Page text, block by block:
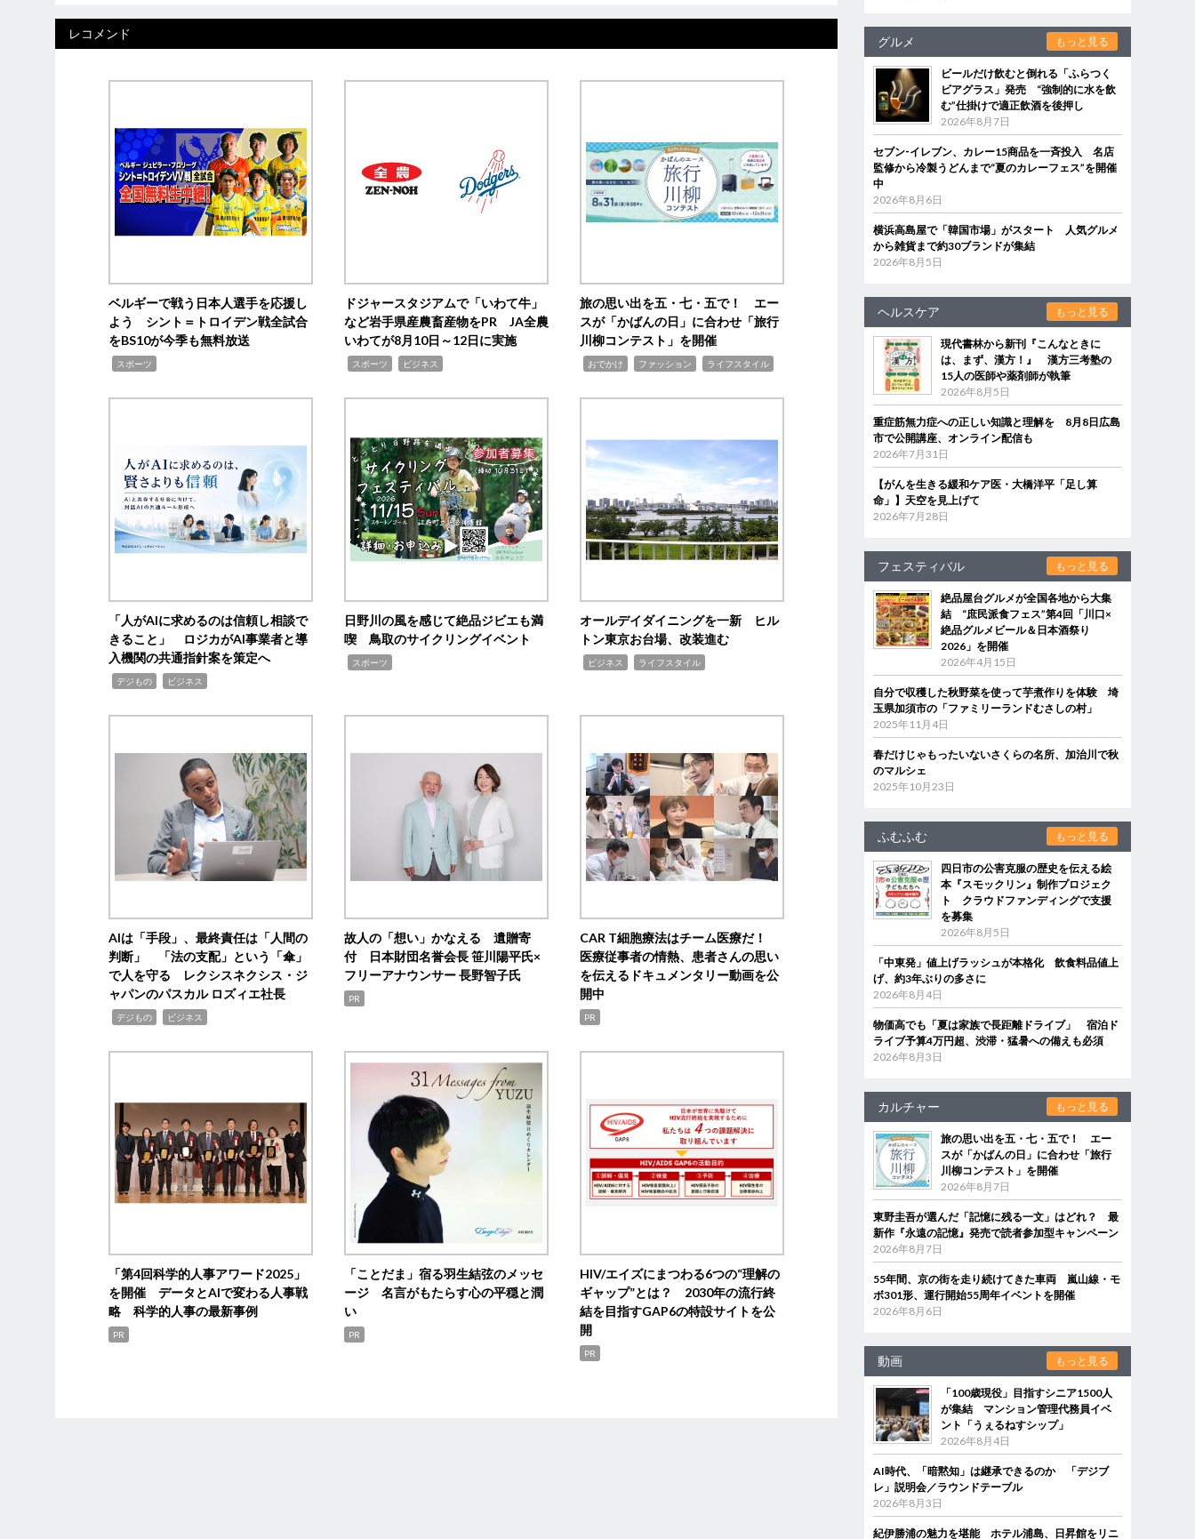
レコメンド
ベルギーで戦う日本人選手を応援し
よう シント＝トロイデン戦全試合
をBS10が今季も無料放送
スポーツ
ドジャースタジアムで「いわて牛」
など岩手県産農畜産物をPR JA全農
いわてが8月10日～12日に実施
スポーツ ビジネス
旅の思い出を五・七・五で！ エー
スが「かばんの日」に合わせ「旅行
川柳コンテスト」を開催
おでかけ ファッション ライフスタイル
「人がAIに求めるのは信頼し相談で
きること」 ロジカがAI事業者と導
入機関の共通指針案を策定へ
デジもの ビジネス
日野川の風を感じて絶品ジビエも満
喫 鳥取のサイクリングイベント
スポーツ
オールデイダイニングを一新 ヒル
トン東京お台場、改装進む
ビジネス ライフスタイル
AIは「手段」、最終責任は「人間の
判断」 「法の支配」という「傘」
で人を守る レクシスネクシス・ジ
ャパンのパスカル ロズィエ社長
デジもの ビジネス
故人の「想い」かなえる 遺贈寄
付 日本財団名誉会長 笹川陽平氏×
フリーアナウンサー 長野智子氏
PR
CAR T細胞療法はチーム医療だ！
医療従事者の情熱、患者さんの思い
を伝えるドキュメンタリー動画を公
開中
PR
「第4回科学的人事アワード2025」
を開催 データとAIで変わる人事戦
略 科学的人事の最新事例
PR
「ことだま」宿る羽生結弦のメッセ
ージ 名言がもたらす心の平穏と潤
い
PR
HIV/エイズにまつわる6つの“理解の
ギャップ”とは？ 2030年の流行終
結を目指すGAP6の特設サイトを公
開
PR
グルメ もっと見る
ビールだけ飲むと倒れる「ふらつく
ビアグラス」発売 “強制的に水を飲
む”仕掛けで適正飲酒を後押し
2026年8月7日
セブン‐イレブン、カレー15商品を一斉投入 名店
監修から冷製うどんまで“夏のカレーフェス”を開催
中
2026年8月6日
横浜高島屋で「韓国市場」がスタート 人気グルメ
から雑貨まで約30ブランドが集結
2026年8月5日
ヘルスケア もっと見る
現代書林から新刊『こんなときに
は、まず、漢方！』 漢方三考塾の
15人の医師や薬剤師が執筆
2026年8月5日
重症筋無力症への正しい知識と理解を 8月8日広島
市で公開講座、オンライン配信も
2026年7月31日
【がんを生きる緩和ケア医・大橋洋平「足し算
命」】天空を見上げて
2026年7月28日
フェスティバル もっと見る
絶品屋台グルメが全国各地から大集
結 “庶民派食フェス”第4回「川口×
絶品グルメビール＆日本酒祭り
2026」を開催
2026年4月15日
自分で収穫した秋野菜を使って芋煮作りを体験 埼
玉県加須市の「ファミリーランドむさしの村」
2025年11月4日
春だけじゃもったいないさくらの名所、加治川で秋
のマルシェ
2025年10月23日
ふむふむ もっと見る
四日市の公害克服の歴史を伝える絵
本『スモックリン』制作プロジェク
ト クラウドファンディングで支援
を募集
2026年8月5日
「中東発」値上げラッシュが本格化 飲食料品値上
げ、約3年ぶりの多さに
2026年8月4日
物価高でも「夏は家族で長距離ドライブ」 宿泊ド
ライブ予算4万円超、渋滞・猛暑への備えも必須
2026年8月3日
カルチャー もっと見る
旅の思い出を五・七・五で！ エー
スが「かばんの日」に合わせ「旅行
川柳コンテスト」を開催
2026年8月7日
東野圭吾が選んだ「記憶に残る一文」はどれ？ 最
新作『永遠の記憶』発売で読者参加型キャンペーン
2026年8月7日
55年間、京の街を走り続けてきた車両 嵐山線・モ
ボ301形、運行開始55周年イベントを開催
2026年8月6日
動画 もっと見る
「100歳現役」目指すシニア1500人
が集結 マンション管理代務員イベ
ント「うぇるねすシップ」
2026年8月4日
AI時代、「暗黙知」は継承できるのか 「デジブ
レ」説明会／ラウンドテーブル
2026年8月3日
紀伊勝浦の魅力を堪能 ホテル浦島、日昇館をリニ